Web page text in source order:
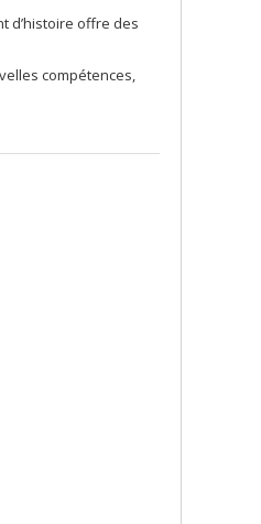
d’histoire offre des
compétences,